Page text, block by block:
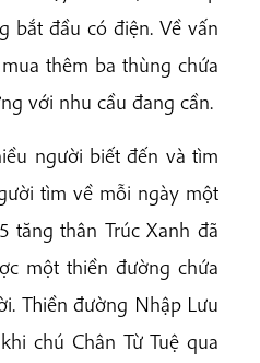
bắt đầu có điện. Về vấn
thêm ba thùng chứa
với nhu cầu đang cần.
người biết đến và tìm
tìm về mỗi ngày một
tăng thân Trúc Xanh đã
một thiền đường chứa
Thiền đường Nhập Lưu
chú Chân Từ Tuệ qua